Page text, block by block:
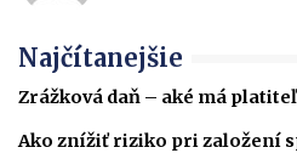
Najčítanejšie
Zrážková daň – aké má
Ako znížiť riziko pri založení